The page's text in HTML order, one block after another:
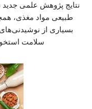
نتایج پژوهش علمی
طبیعی مواد مغذی،
بسیاری از
سلامت